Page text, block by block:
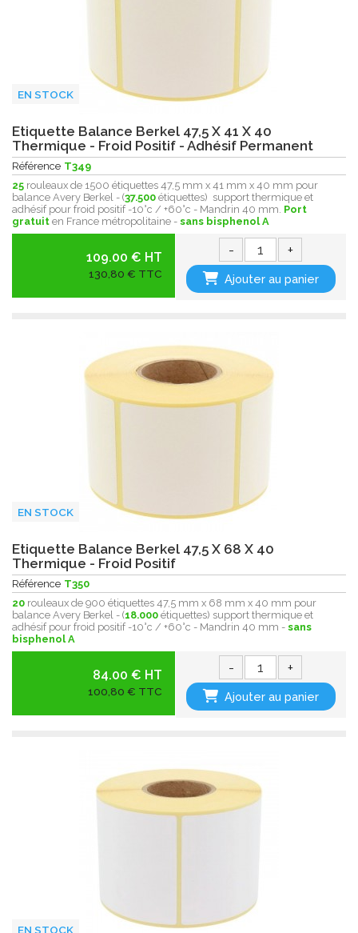
EN STOCK
Etiquette Balance Berkel 47,5 X 41 X 40
Thermique - Froid Positif - Adhésif Permanent
Référence T349
25 rouleaux de 1500 étiquettes 47,5 mm x 41 mm x 40 mm pour
balance Avery Berkel - (37.500 étiquettes) support thermique et
adhésif pour froid positif -10°c / +60°c - Mandrin 40 mm. Port
gratuit en France métropolitaine - sans bisphenol A
109.00 € HT
130,80 € TTC
- +
Ajouter au panier
EN STOCK
Etiquette Balance Berkel 47,5 X 68 X 40
Thermique - Froid Positif
Référence T350
20 rouleaux de 900 étiquettes 47,5 mm x 68 mm x 40 mm pour
balance Avery Berkel - (18.000 étiquettes) support thermique et
adhésif pour froid positif -10°c / +60°c - Mandrin 40 mm - sans
bisphenol A
84.00 € HT
100,80 € TTC
- +
Ajouter au panier
EN STOCK